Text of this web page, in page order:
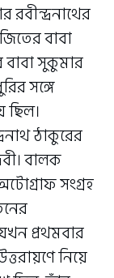
বাবা
বাবা সুকুমার
সঙ্গে
ছিল।
ঠাকুরের
বালক
সংগ্রহ
প্রথমবার
নিয়ে